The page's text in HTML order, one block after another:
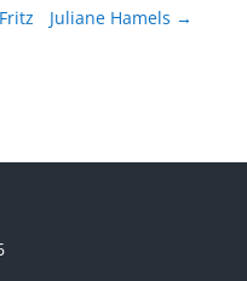
Juliane Hamels →